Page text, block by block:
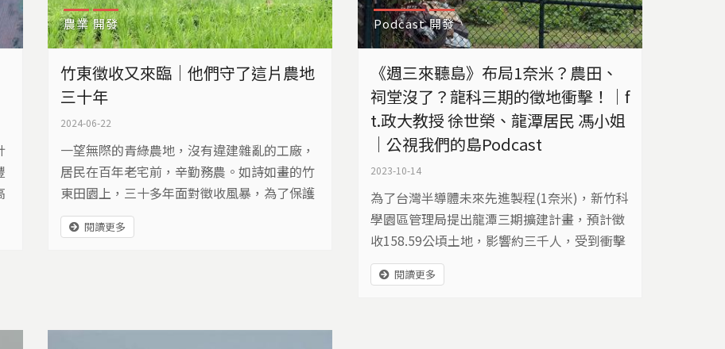
農業 開發
竹東徵收又來臨｜他們守了這片農地
三十年
2024-06-22
一望無際的青綠農地，沒有違建雜亂的工廠，
居民在百年老宅前，辛勤務農。如詩如畫的竹
東田園上，三十多年面對徵收風暴，為了保護
家園農地，居民走上反徵收的漫漫長途。
閱讀更多
Podcast 開發
《週三來聽島》布局1奈米？農田、
祠堂沒了？龍科三期的徵地衝擊！｜f
t.政大教授 徐世榮、龍潭居民 馮小姐
｜公視我們的島Podcast
2023-10-14
為了台灣半導體未來先進製程(1奈米)，新竹科
學園區管理局提出龍潭三期擴建計畫，預計徵
收158.59公頃土地，影響約三千人，受到衝擊
的包括農田、住宅、學校、祠堂以及埤塘。
閱讀更多